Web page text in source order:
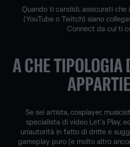
Quando ti candidi, assicurati
(YouTube o Twitch) siano
Connect da cui ti
A CHE TIPOLOGIA
Se sei artista, cosplayer,
specialista di video Let's Play,
un'autorità in fatto di dritte e
gameplay puro (e molto altro